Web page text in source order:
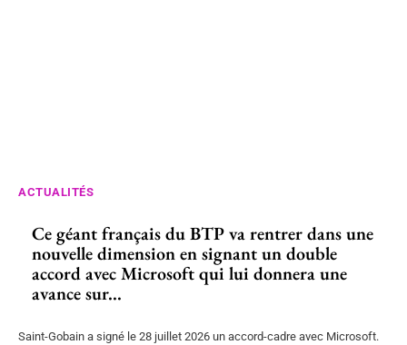
ACTUALITÉS
Ce géant français du BTP va rentrer dans une
nouvelle dimension en signant un double
accord avec Microsoft qui lui donnera une
avance sur...
Saint-Gobain a signé le 28 juillet 2026 un accord-cadre avec Microsoft.